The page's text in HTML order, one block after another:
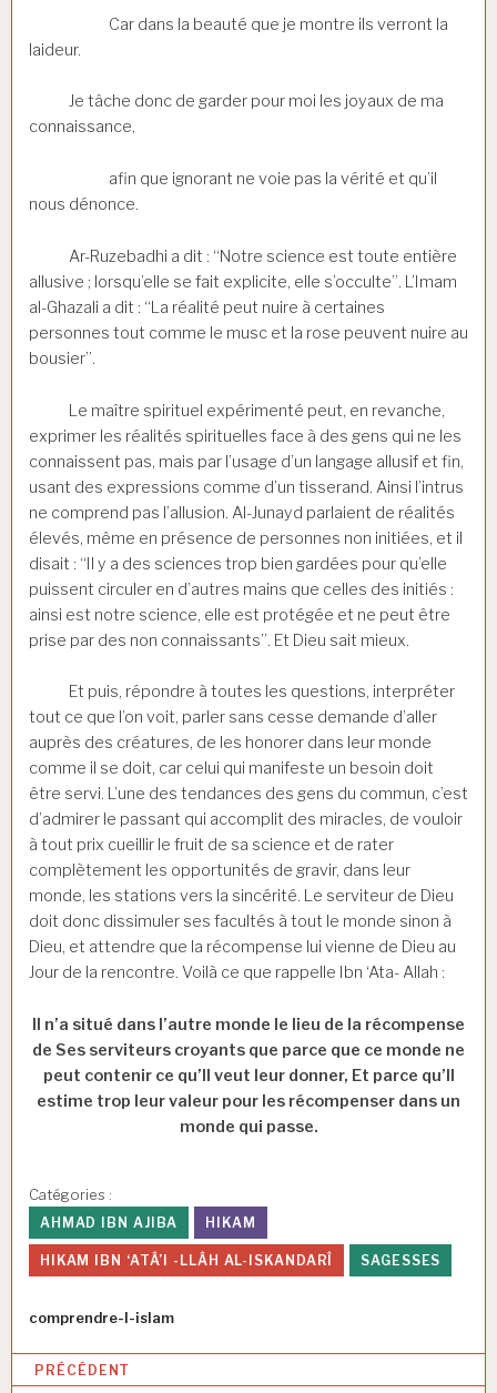
Car dans la beauté que je montre ils verront la
laideur.
Je tâche donc de garder pour moi les joyaux de ma
connaissance,
afin que ignorant ne voie pas la vérité et qu’il
nous dénonce.
Ar-Ruzebadhi a dit : “Notre science est toute entière
allusive ; lorsqu’elle se fait explicite, elle s’occulte”. L’Imam
al-Ghazali a dit : “La réalité peut nuire à certaines
personnes tout comme le musc et la rose peuvent nuire au
bousier”.
Le maître spirituel expérimenté peut, en revanche,
exprimer les réalités spirituelles face à des gens qui ne les
connaissent pas, mais par l’usage d’un langage allusif et fin,
usant des expressions comme d’un tisserand. Ainsi l’intrus
ne comprend pas l’allusion. Al-Junayd parlaient de réalités
élevés, même en présence de personnes non initiées, et il
disait : “Il y a des sciences trop bien gardées pour qu’elle
puissent circuler en d’autres mains que celles des initiés :
ainsi est notre science, elle est protégée et ne peut être
prise par des non connaissants”. Et Dieu sait mieux.
Et puis, répondre à toutes les questions, interpréter
tout ce que l’on voit, parler sans cesse demande d’aller
auprès des créatures, de les honorer dans leur monde
comme il se doit, car celui qui manifeste un besoin doit
être servi. L’une des tendances des gens du commun, c’est
d’admirer le passant qui accomplit des miracles, de vouloir
à tout prix cueillir le fruit de sa science et de rater
complètement les opportunités de gravir, dans leur
monde, les stations vers la sincérité. Le serviteur de Dieu
doit donc dissimuler ses facultés à tout le monde sinon à
Dieu, et attendre que la récompense lui vienne de Dieu au
Jour de la rencontre. Voilà ce que rappelle Ibn ‘Ata- Allah :
Il n’a situé dans l’autre monde le lieu de la récompense
de Ses serviteurs croyants que parce que ce monde ne
peut contenir ce qu’Il veut leur donner, Et parce qu’Il
estime trop leur valeur pour les récompenser dans un
monde qui passe.
Catégories :
AHMAD IBN AJIBA
HIKAM
HIKAM IBN ‘ATÂ’I -LLÂH AL-ISKANDARÎ SAGESSES
Auteur
comprendre-l-islam
NPRÉCÉDENT